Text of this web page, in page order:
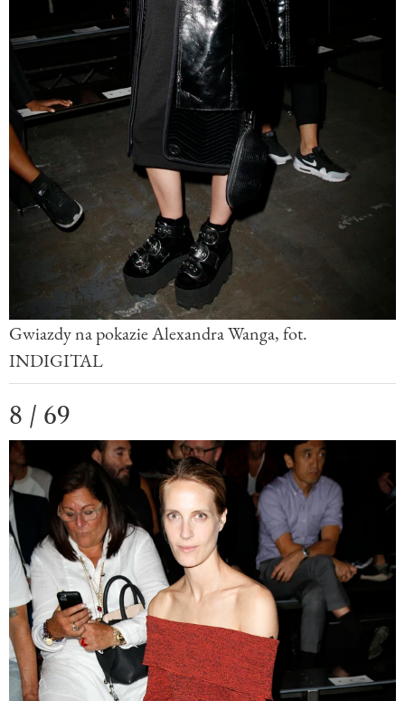
Gwiazdy na pokazie Alexandra Wanga, fot.
INDIGITAL
8 / 69